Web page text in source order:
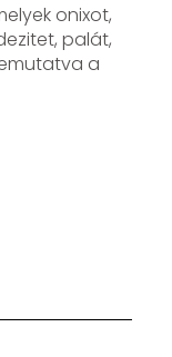
onixot,
palát,
a